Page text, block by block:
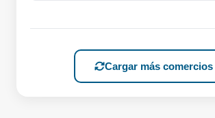
Cargar más comercios